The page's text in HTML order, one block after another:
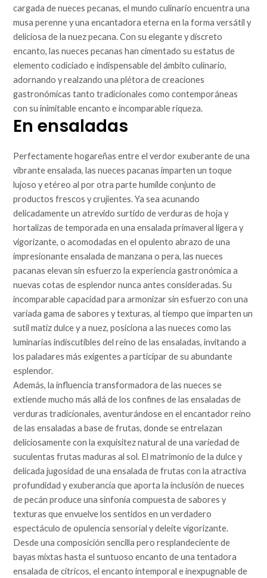
cargada de nueces pecanas, el mundo culinario encuentra una
musa perenne y una encantadora eterna en la forma versátil y
deliciosa de la nuez pecana. Con su elegante y discreto
encanto, las nueces pecanas han cimentado su estatus de
elemento codiciado e indispensable del ámbito culinario,
adornando y realzando una plétora de creaciones
gastronómicas tanto tradicionales como contemporáneas
con su inimitable encanto e incomparable riqueza.
En ensaladas
Perfectamente hogareñas entre el verdor exuberante de una
vibrante ensalada, las nueces pacanas imparten un toque
lujoso y etéreo al por otra parte humilde conjunto de
productos frescos y crujientes. Ya sea acunando
delicadamente un atrevido surtido de verduras de hoja y
hortalizas de temporada en una ensalada primaveral ligera y
vigorizante, o acomodadas en el opulento abrazo de una
impresionante ensalada de manzana o pera, las nueces
pacanas elevan sin esfuerzo la experiencia gastronómica a
nuevas cotas de esplendor nunca antes consideradas. Su
incomparable capacidad para armonizar sin esfuerzo con una
variada gama de sabores y texturas, al tiempo que imparten un
sutil matiz dulce y a nuez, posiciona a las nueces como las
luminarias indiscutibles del reino de las ensaladas, invitando a
los paladares más exigentes a participar de su abundante
esplendor.
Además, la influencia transformadora de las nueces se
extiende mucho más allá de los confines de las ensaladas de
verduras tradicionales, aventurándose en el encantador reino
de las ensaladas a base de frutas, donde se entrelazan
deliciosamente con la exquisitez natural de una variedad de
suculentas frutas maduras al sol. El matrimonio de la dulce y
delicada jugosidad de una ensalada de frutas con la atractiva
profundidad y exuberancia que aporta la inclusión de nueces
de pecán produce una sinfonía compuesta de sabores y
texturas que envuelve los sentidos en un verdadero
espectáculo de opulencia sensorial y deleite vigorizante.
Desde una composición sencilla pero resplandeciente de
bayas mixtas hasta el suntuoso encanto de una tentadora
ensalada de cítricos, el encanto intemporal e inexpugnable de